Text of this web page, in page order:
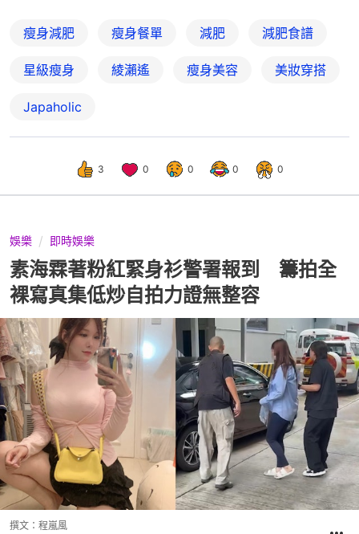
瘦身減肥 瘦身餐單 減肥 減肥食譜
星級瘦身 綾瀨遙 瘦身美容 美妝穿搭
Japaholic
3 0 0 0 0
娛樂 即時娛樂
素海霖著粉紅緊身衫警署報到 籌拍全
裸寫真集低炒自拍力證無整容
撰文： 程嵐風